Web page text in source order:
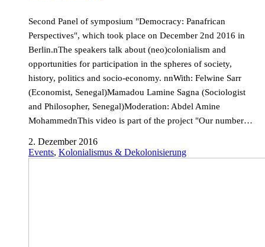
Second Panel of symposium "Democracy: Panafrican
Perspectives", which took place on December 2nd 2016 in
Berlin.nThe speakers talk about (neo)colonialism and
opportunities for participation in the spheres of society,
history, politics and socio-economy. nnWith: Felwine Sarr
(Economist, Senegal)Mamadou Lamine Sagna (Sociologist
and Philosopher, Senegal)Moderation: Abdel Amine
MohammednThis video is part of the project "Our number…
2. Dezember 2016
Events, Kolonialismus & Dekolonisierung